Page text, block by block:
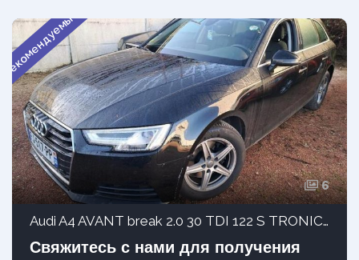
Рекомендуемые
6
Audi A4 AVANT break 2.0 30 TDI 122 S TRONIC BUSINESS LINE
Свяжитесь с нами для получения